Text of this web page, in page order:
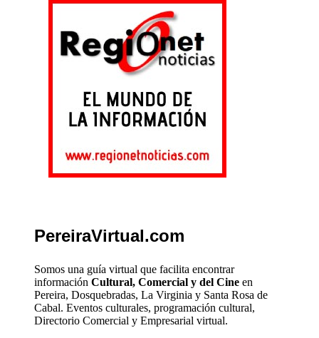
PereiraVirtual.com
Somos una guía virtual que facilita encontrar
información Cultural, Comercial y del Cine en
Pereira, Dosquebradas, La Virginia y Santa Rosa de
Cabal. Eventos culturales, programación cultural,
Directorio Comercial y Empresarial virtual.